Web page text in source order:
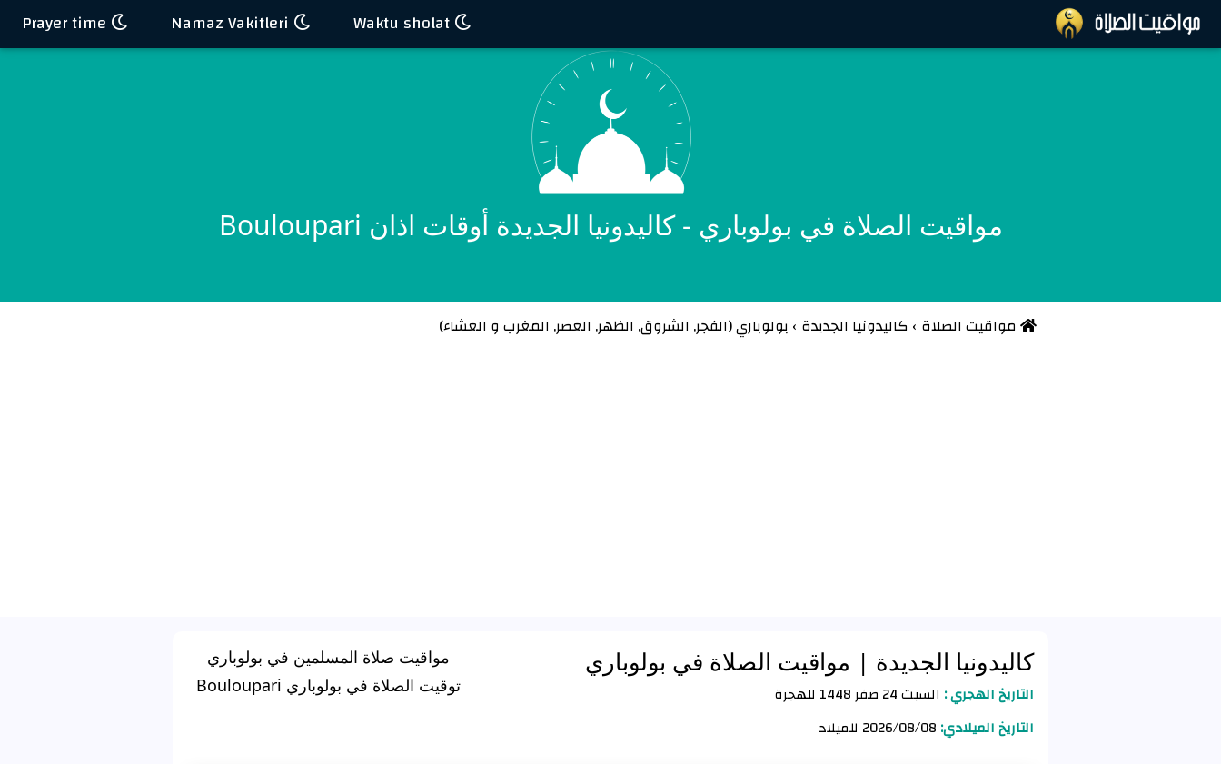
مواقيت الصلاة في بولوباري - كاليدونيا الجديدة أوقات اذان Bouloupari
مواقيت الصلاة › كاليدونيا الجديدة › بولوباري (الفجر, الشروق, الظهر, العصر, المغرب و العشاء)
كاليدونيا الجديدة | مواقيت الصلاة في بولوباري
التاريخ الهجري : السبت 24 صفر 1448 للهجرة
التاريخ الميلادي:
مواقيت صلاة المسلمين في بولوباري
توقيت الصلاة في بولوباري Bouloupari